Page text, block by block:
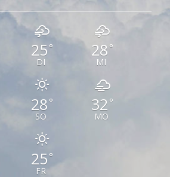
25 °
DI
28 °
MI
28 °
SO
32 °
MO
25 °
FR